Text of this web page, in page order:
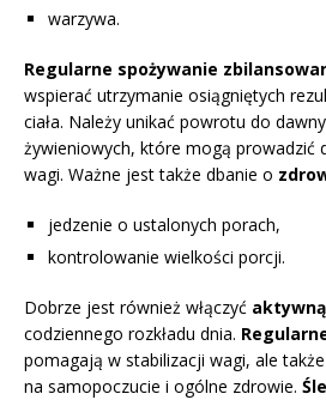
warzywa.
Regularne spożywanie
wspierać utrzymanie osiągniętych
ciała. Należy unikać powrotu do
żywieniowych, które mogą prowadzić
wagi. Ważne jest także dbanie o
jedzenie o ustalonych porach,
kontrolowanie wielkości porcji.
Dobrze jest również włączyć
codziennego rozkładu dnia.
pomagają w stabilizacji wagi, ale
na samopoczucie i ogólne zdrowie.